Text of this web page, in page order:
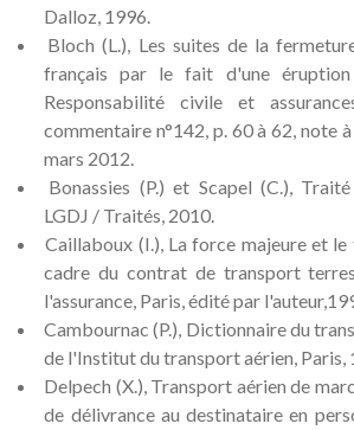
Dalloz, 1996.
Bloch (L.), Les suites de la
français par le fait d'une éruption
Responsabilité civile et
commentaire n°142, p. 60 à 62, note
mars 2012.
Bonassies (P.) et Scapel (C.),
LGDJ / Traités, 2010.
Caillaboux (I.), La force majeure et
cadre du contrat de transport
l'assurance, Paris, édité par
Cambournac (P.), Dictionnaire du
de l'Institut du transport aérien, Paris,
Delpech (X.), Transport aérien de
de délivrance au destinataire en